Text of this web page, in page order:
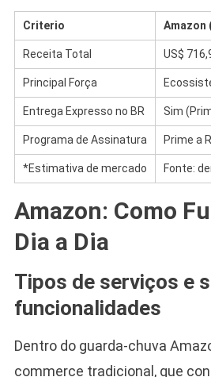
Criterio Amazon
Receita Total US$
Principal Força
Entrega Expresso no BR Sim
Programa de Assinatura Prime a
*Estimativa de mercado Fonte:
Amazon: Como
Dia a Dia
Tipos de serviços e
funcionalidades
Dentro do guarda-chuva
commerce tradicional, que